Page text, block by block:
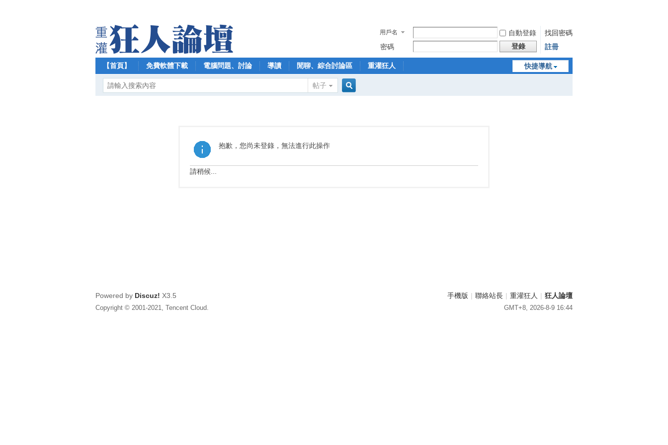
用戶名 自動登錄
找回密碼
密碼
登錄 註冊
快捷導航
【首頁】 免費軟體下載 電腦問題、討論 導讀 閒聊、綜合討論區 重灌狂人
帖子
抱歉，您尚未登錄，無法進行此操作
請稍候...
手機版 | 聯絡站長 | 重灌狂人 | 狂人論壇
GMT+8, 2026-8-9 16:44
Powered by Discuz! X3.5
Copyright © 2001-2021, Tencent Cloud.